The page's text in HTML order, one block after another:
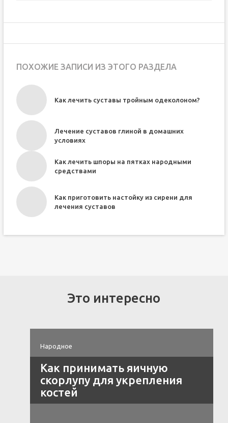
ПОХОЖИЕ ЗАПИСИ ИЗ ЭТОГО РАЗДЕЛА
Как лечить суставы тройным одеколоном?
Лечение суставов глиной в домашних
условиях
Как лечить шпоры на пятках народными
средствами
Как приготовить настойку из сирени для
лечения суставов
Это интересно
Народное
Как принимать яичную
скорлупу для укрепления
костей